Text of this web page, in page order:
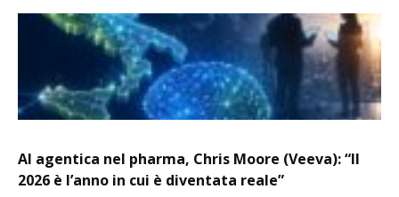
AI agentica nel pharma, Chris Moore (Veeva): “Il
2026 è l’anno in cui è diventata reale”